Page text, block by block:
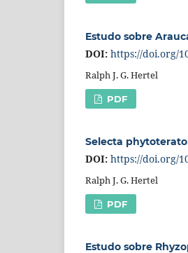
Estudo sobre
DOI: https://doi.org/
Ralph J. G. Hertel
PDF
Selecta
DOI: https://doi.org/
Ralph J. G. Hertel
PDF
Estudo sobre